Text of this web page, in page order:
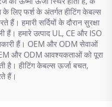
के लिए फर्श के अंतर्गत हीटिंग केबल्स
हमारी सर्दियों के दौरान सुरक्षा
हैं। हमारे उत्पाद UL, CE और ISO
हैं। OEM और ODM सेवाओं
OEM और ODM आवश्यकताओं को पूरा
है। हीटिंग केबल्स ऊर्जा बचत,
हैं।